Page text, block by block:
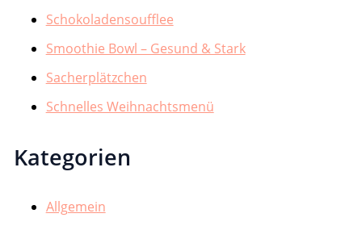
Schokoladensoufflee
Smoothie Bowl – Gesund & Stark
Sacherplätzchen
Schnelles Weihnachtsmenü
Kategorien
Allgemein